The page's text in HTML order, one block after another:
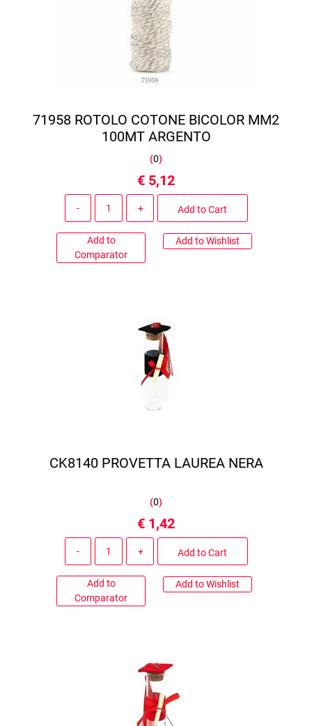
71958 ROTOLO COTONE BICOLOR MM2
100MT ARGENTO
(0)
€ 5,12
Add to Cart
Add to
Comparator
Add to Wishlist
CK8140 PROVETTA LAUREA NERA
(0)
€ 1,42
Add to Cart
Add to
Comparator
Add to Wishlist